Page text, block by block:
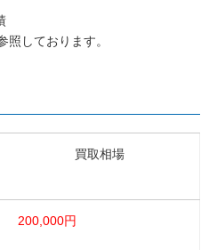
照しております。
買取相場
200,000円